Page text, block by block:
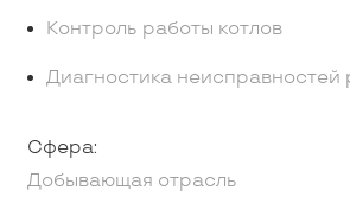
Контроль работы котлов
Диагностика неисправностей
Сфера:
Добывающая отрасль